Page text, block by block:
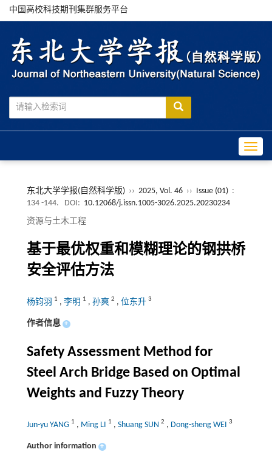
中国高校科技期刊集群服务平台
东北大学学报(自然科学版) ›› 2025, Vol. 46 ›› Issue (01) :
134 -144.
DOI: 10.12068/j.issn.1005-3026.2025.20230234
资源与土木工程
基于最优权重和模糊理论的钢拱桥
安全评估方法
杨钧羽 1 , 李明 1 , 孙爽 2 , 位东升 3
作者信息 +
Safety Assessment Method for
Steel Arch Bridge Based on Optimal
Weights and Fuzzy Theory
Jun-yu YANG 1 , Ming LI 1 , Shuang SUN 2 , Dong-sheng WEI 3
Author information +